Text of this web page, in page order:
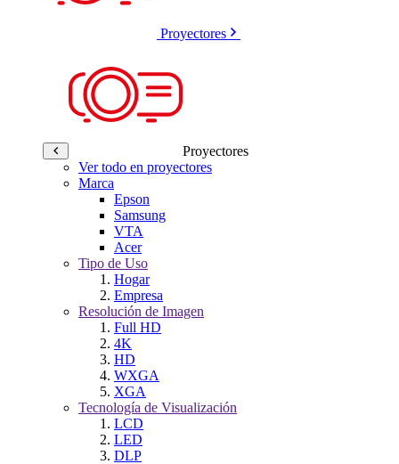
Proyectores
Proyectores
Ver todo en proyectores
Marca
Epson
Samsung
VTA
Acer
Tipo de Uso
Hogar
Empresa
Resolución de Imagen
Full HD
4K
HD
WXGA
XGA
Tecnología de Visualización
LCD
LED
DLP